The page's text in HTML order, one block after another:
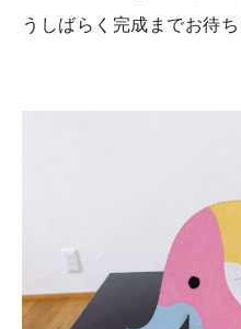
うしばらく完成までお待ち